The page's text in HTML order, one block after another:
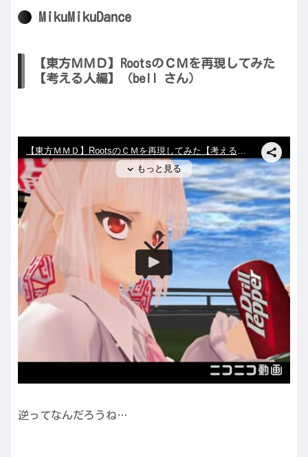
MikuMikuDance
【東方ＭＭＤ】RootsのＣＭを再現してみた
【考える人編】（bell さん）
逆ってなんだろうね…